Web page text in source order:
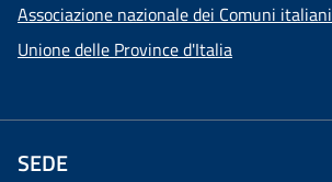
Associazione nazionale dei Comuni italiani
Unione delle Province d'Italia
SEDE